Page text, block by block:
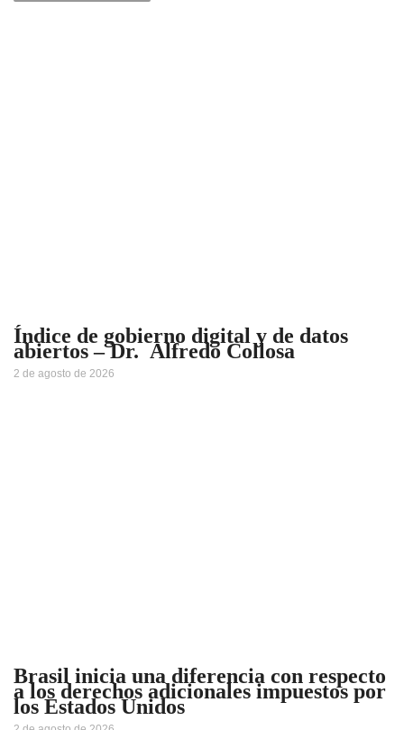
Índice de gobierno digital y de datos
abiertos – Dr. Alfredo Collosa
2 de agosto de 2026
Brasil inicia una diferencia con respecto
a los derechos adicionales impuestos por
los Estados Unidos